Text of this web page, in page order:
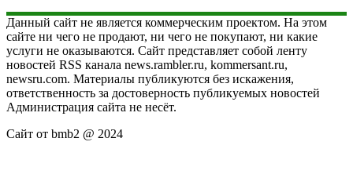
Данный сайт не является коммерческим проектом. На этом
сайте ни чего не продают, ни чего не покупают, ни какие
услуги не оказываются. Сайт представляет собой ленту
новостей RSS канала news.rambler.ru, kommersant.ru,
newsru.com. Материалы публикуются без искажения,
ответственность за достоверность публикуемых новостей
Администрация сайта не несёт.
Сайт от bmb2 @ 2024